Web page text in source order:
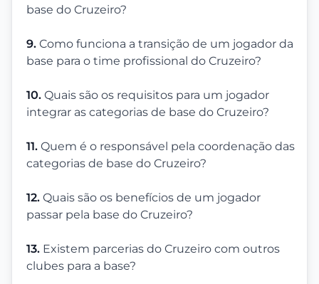
base do Cruzeiro?
9. Como funciona a transição de um jogador da
base para o time profissional do Cruzeiro?
10. Quais são os requisitos para um jogador
integrar as categorias de base do Cruzeiro?
11. Quem é o responsável pela coordenação das
categorias de base do Cruzeiro?
12. Quais são os benefícios de um jogador
passar pela base do Cruzeiro?
13. Existem parcerias do Cruzeiro com outros
clubes para a base?